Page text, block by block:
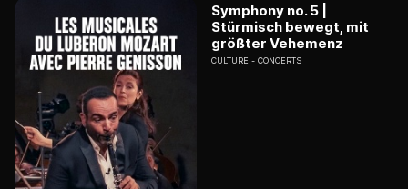
Symphony no. 5 |
Stürmisch bewegt, mit
größter Vehemenz
CULTURE CONCERTS